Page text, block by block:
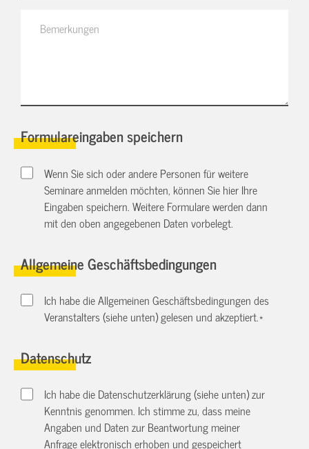
Formulareingaben speichern
Wenn Sie sich oder andere Personen für weitere
Seminare anmelden möchten, können Sie hier Ihre
Eingaben speichern. Weitere Formulare werden dann
mit den oben angegebenen Daten vorbelegt.
Allgemeine Geschäftsbedingungen
Ich habe die Allgemeinen Geschäftsbedingungen des
Veranstalters (siehe unten) gelesen und akzeptiert.*
Datenschutz
Ich habe die Datenschutzerklärung (siehe unten) zur
Kenntnis genommen. Ich stimme zu, dass meine
Angaben und Daten zur Beantwortung meiner
Anfrage elektronisch erhoben und gespeichert